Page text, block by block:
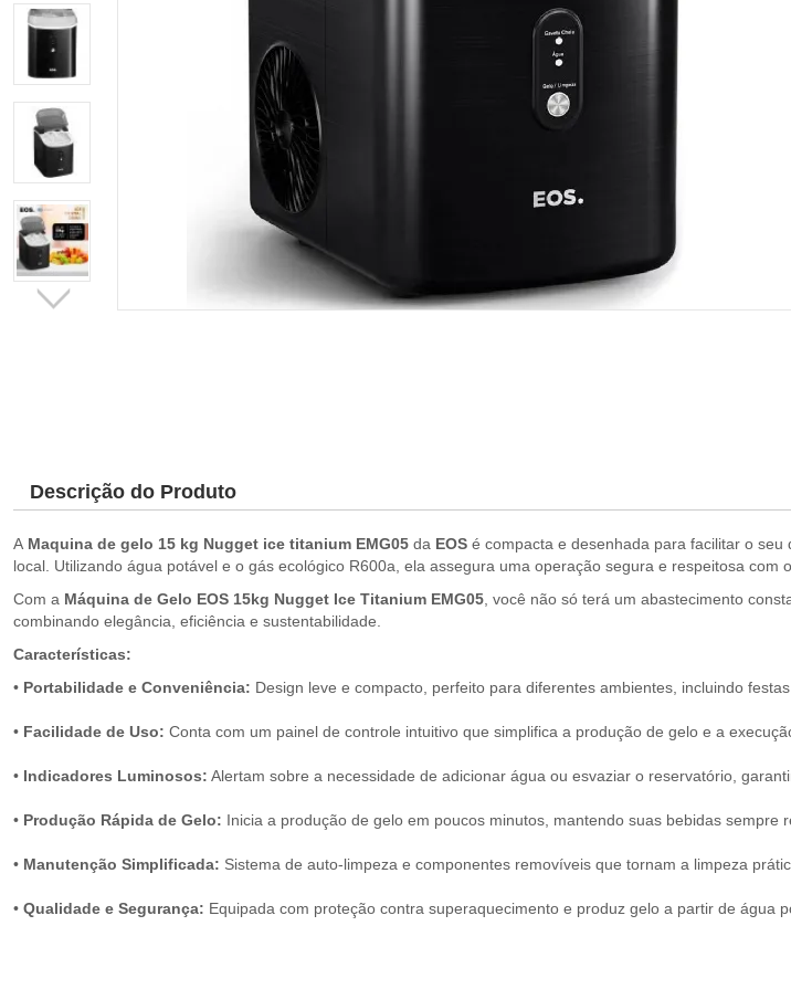
Descrição do Produto
A Maquina de gelo 15 kg Nugget ice titanium EMG05 da EOS é compacta e desenhada para facilitar o
local. Utilizando água potável e o gás ecológico R600a, ela assegura uma operação segura e respeitosa com
Com a Máquina de Gelo EOS 15kg Nugget Ice Titanium EMG05 , você não só terá um abastecimento
combinando elegância, eficiência e sustentabilidade.
Características:
• Portabilidade e Conveniência: Design leve e compacto, perfeito para diferentes ambientes, incluindo
• Facilidade de Uso: Conta com um painel de controle intuitivo que simplifica a produção de gelo e a
• Indicadores Luminosos: Alertam sobre a necessidade de adicionar água ou esvaziar o reservatório,
• Produção Rápida de Gelo: Inicia a produção de gelo em poucos minutos, mantendo suas bebidas sempre
• Manutenção Simplificada: Sistema de auto-limpeza e componentes removíveis que tornam a limpeza
• Qualidade e Segurança: Equipada com proteção contra superaquecimento e produz gelo a partir de água